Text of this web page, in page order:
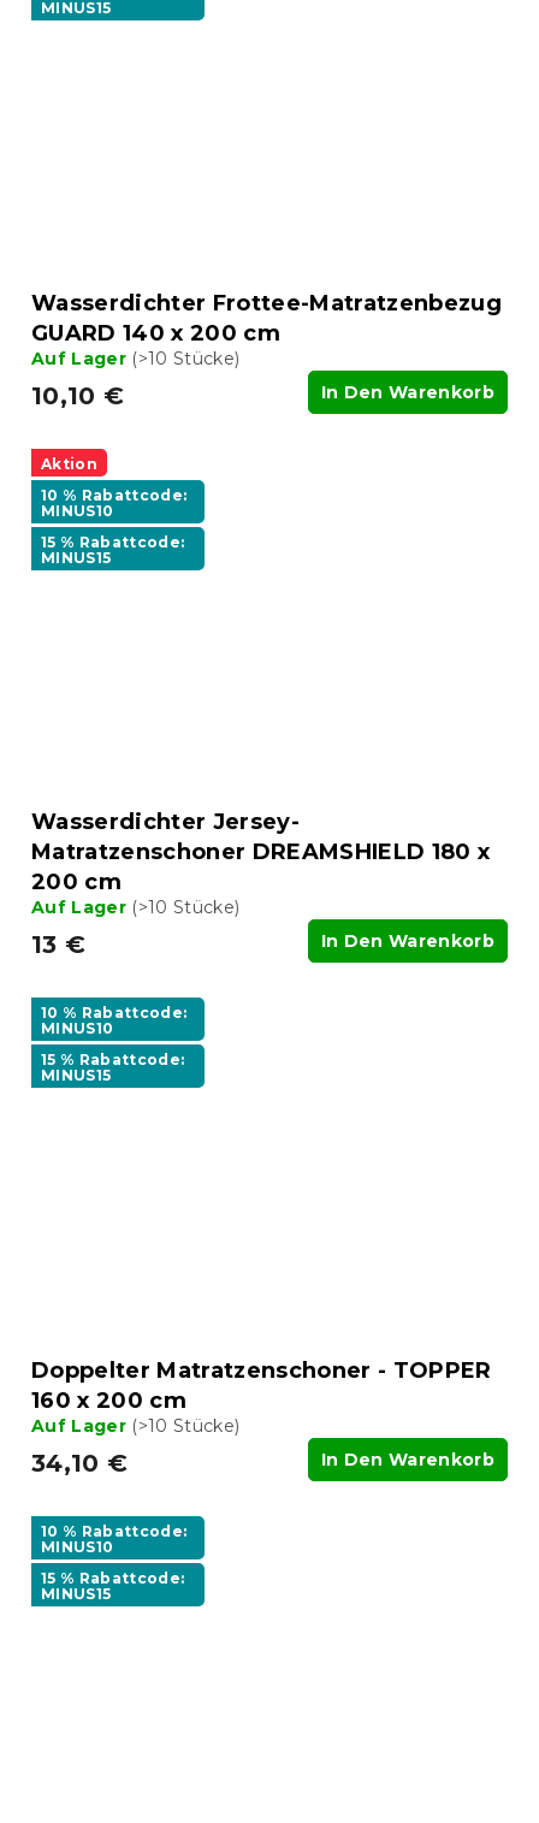
MINUS15
Wasserdichter Frottee-Matratzenbezug
GUARD 140 x 200 cm
Auf Lager (>10 Stücke)
10,10 € In Den Warenkorb
Aktion
10 % Rabattcode:
MINUS10
15 % Rabattcode:
MINUS15
Wasserdichter Jersey-
Matratzenschoner DREAMSHIELD 180 x
200 cm
Auf Lager (>10 Stücke)
13 € In Den Warenkorb
10 % Rabattcode:
MINUS10
15 % Rabattcode:
MINUS15
Doppelter Matratzenschoner - TOPPER
160 x 200 cm
Auf Lager (>10 Stücke)
34,10 € In Den Warenkorb
10 % Rabattcode:
MINUS10
15 % Rabattcode:
MINUS15